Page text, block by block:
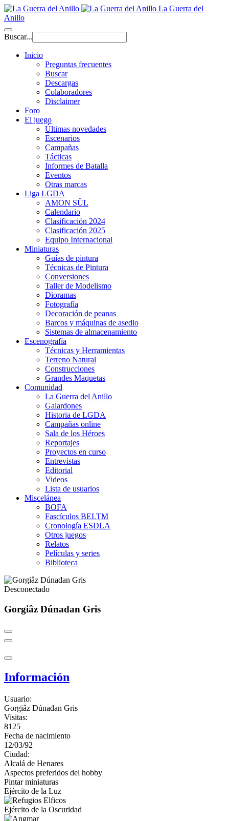
La Guerra del
Anillo
Buscar...
Inicio
Preguntas frecuentes
Buscar
Descargas
Colaboradores
Disclaimer
Foro
El juego
Últimas novedades
Escenarios
Campañas
Tácticas
Informes de Batalla
Eventos
Otras marcas
Liga LGDA
AMON SÛL
Calendario
Clasificación 2024
Clasificación 2025
Equipo Internacional
Miniaturas
Guías de pintura
Técnicas de Pintura
Conversiones
Taller de Modelismo
Dioramas
Fotografía
Decoración de peanas
Barcos y máquinas de asedio
Sistemas de almacenamiento
Escenografía
Técnicas y Herramientas
Terreno Natural
Construcciones
Grandes Maquetas
Comunidad
La Guerra del Anillo
Galardones
Historia de LGDA
Campañas online
Sala de los Héroes
Reportajes
Proyectos en curso
Entrevistas
Editorial
Videos
Lista de usuarios
Miscelánea
BOFA
Fascículos BELTM
Cronología ESDLA
Otros juegos
Relatos
Películas y series
Biblioteca
Desconectado
Gorgiâz Dúnadan Gris
Información
Usuario:
Gorgiâz Dúnadan Gris
Visitas:
8125
Fecha de nacimiento
12/03/92
Ciudad:
Alcalá de Henares
Aspectos preferidos del hobby
Pintar miniaturas
Ejército de la Luz
Ejército de la Oscuridad